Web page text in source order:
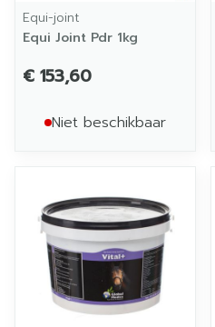
Equi-joint
Equi Joint Pdr 1kg
€ 153,60
Niet beschikbaar